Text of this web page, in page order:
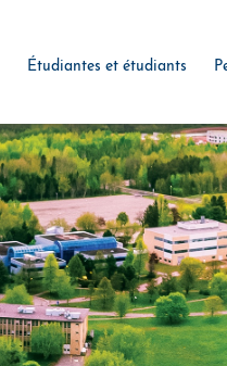
Étudiantes et étudiants